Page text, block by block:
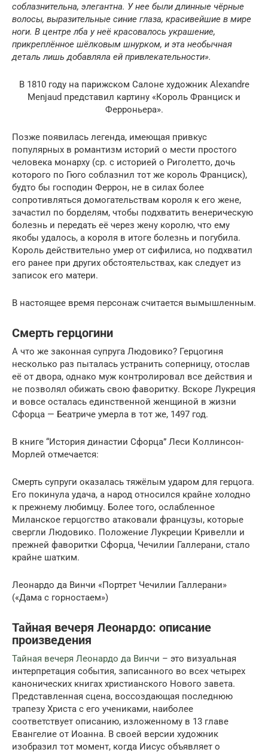
соблазнительна, элегантна. У нее были длинные чёрные
волосы, выразительные синие глаза, красивейшие в мире
ноги. В центре лба у неё красовалось украшение,
прикреплённое шёлковым шнурком, и эта необычная
деталь лишь добавляла ей привлекательности».
В 1810 году на парижском Салоне художник Alexandre
Menjaud представил картину «Король Франциск и
Ферроньера».
Позже появилась легенда, имеющая привкус
популярных в романтизм историй о мести простого
человека монарху (ср. с историей о Риголетто, дочь
которого по Гюго соблазнил тот же король Франциск),
будто бы господин Феррон, не в силах более
сопротивляться домогательствам короля к его жене,
зачастил по борделям, чтобы подхватить венерическую
болезнь и передать её через жену королю, что ему
якобы удалось, а короля в итоге болезнь и погубила.
Король действительно умер от сифилиса, но подхватил
его ранее при других обстоятельствах, как следует из
записок его матери.
В настоящее время персонаж считается вымышленным.
Смерть герцогини
А что же законная супруга Людовико? Герцогиня
несколько раз пыталась устранить соперницу, отослав
её от двора, однако муж контролировал все действия и
не позволял обижать свою фаворитку. Вскоре Лукреция
и вовсе осталась единственной женщиной в жизни
Сфорца — Беатриче умерла в тот же, 1497 год.
В книге “История династии Сфорца” Леси Коллинсон-
Морлей отмечается:
Смерть супруги оказалась тяжёлым ударом для герцога.
Его покинула удача, а народ относился крайне холодно
к прежнему любимцу. Более того, ослабленное
Миланское герцогство атаковали французы, которые
свергли Людовико. Положение Лукреции Кривелли и
прежней фаворитки Сфорца, Чечилии Галлерани, стало
крайне шатким.
Леонардо да Винчи «Портрет Чечилии Галлерани»
(«Дама с горностаем»)
Тайная вечеря Леонардо: описание
произведения
Тайная вечеря Леонардо да Винчи – это визуальная
интерпретация события, записанного во всех четырех
канонических книгах христианского Нового завета.
Представленная сцена, воссоздающая последнюю
трапезу Христа с его учениками, наиболее
соответствует описанию, изложенному в 13 главе
Евангелие от Иоанна. В своей версии художник
изобразил тот момент, когда Иисус объявляет о